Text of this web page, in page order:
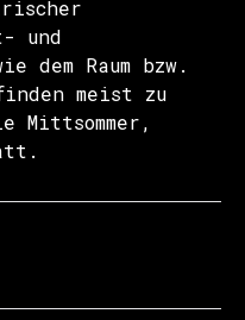
und
dem Raum bzw.
meist zu
Mittsommer,